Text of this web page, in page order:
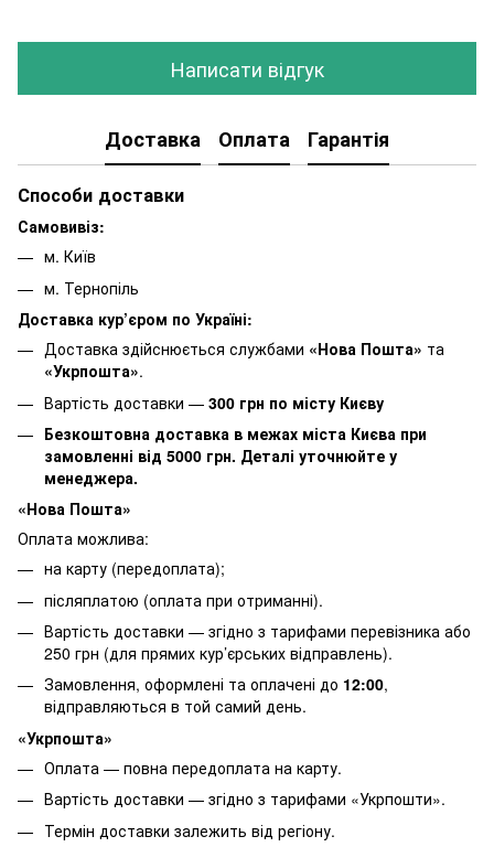
Написати відгук
Доставка Оплата Гарантія
Способи доставки
Самовивіз:
м. Київ
м. Тернопіль
Доставка кур’єром по Україні:
Доставка здійснюється службами «Нова Пошта» та
«Укрпошта».
Вартість доставки — 300 грн по місту Києву
Безкоштовна доставка в межах міста Києва при
замовленні від 5000 грн. Деталі уточнюйте у
менеджера.
«Нова Пошта»
Оплата можлива:
на карту (передоплата);
післяплатою (оплата при отриманні).
Вартість доставки — згідно з тарифами перевізника або
250 грн (для прямих кур’єрських відправлень).
Замовлення, оформлені та оплачені до 12:00,
відправляються в той самий день.
«Укрпошта»
Оплата — повна передоплата на карту.
Вартість доставки — згідно з тарифами «Укрпошти».
Термін доставки залежить від регіону.